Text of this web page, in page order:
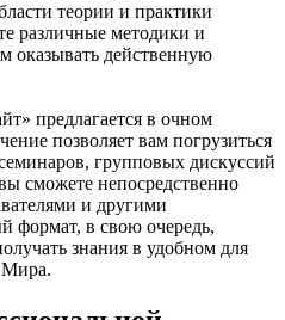
теории и практики
различные методики и
оказывать действенную
предлагается в очном
позволяет вам погрузиться
групповых дискуссий
сможете непосредственно
и другими
формат, в свою очередь,
знания в удобном для
Мира.